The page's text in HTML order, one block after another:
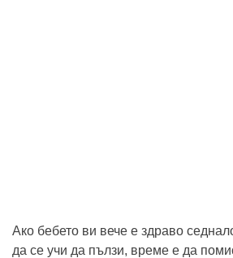
Ако бебето ви вече е здраво
да се учи да пълзи, време е да